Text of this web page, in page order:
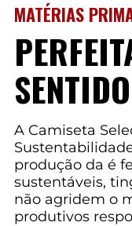
MATÉRIAS
A Camiseta
produção da é
sustentáveis,
não agridem o
produtivos